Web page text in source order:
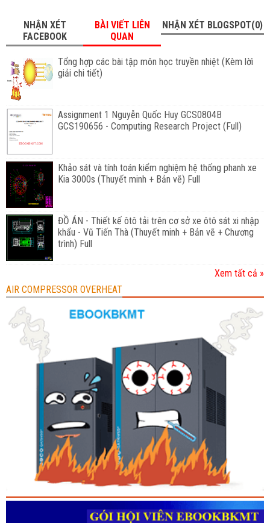
NHẬN XÉT
FACEBOOK
BÀI VIẾT LIÊN
QUAN
NHẬN XÉT BLOGSPOT(0)
Tổng hợp các bài tập môn học truyền nhiệt (Kèm lờì
giải chi tiết)
Assignment 1 Nguyễn Quốc Huy GCS0804B
GCS190656 - Computing Research Project (Full)
Khảo sát và tính toán kiểm nghiệm hệ thống phanh xe
Kia 3000s (Thuyết minh + Bản vẽ) Full
ĐỒ ÁN - Thiết kế ôtô tải trên cơ sở xe ôtô sát xi nhập
khẩu - Vũ Tiến Thà (Thuyết minh + Bản vẽ + Chương
trình) Full
Xem tất cả »
AIR COMPRESSOR OVERHEAT